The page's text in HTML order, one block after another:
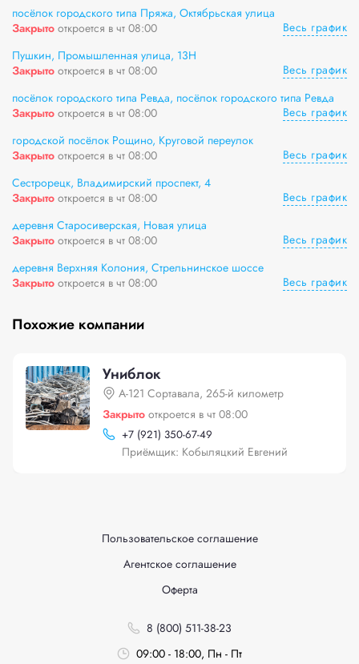
посёлок городского типа Пряжа, Октябрьская улица
Закрыто откроется в чт 08:00
Весь график
Пушкин, Промышленная улица, 13Н
Закрыто откроется в чт 08:00
Весь график
посёлок городского типа Ревда, посёлок городского типа Ревда
Закрыто откроется в чт 08:00
Весь график
городской посёлок Рощино, Круговой переулок
Закрыто откроется в чт 08:00
Весь график
Сестрорецк, Владимирский проспект, 4
Закрыто откроется в чт 08:00
Весь график
деревня Старосиверская, Новая улица
Закрыто откроется в чт 08:00
Весь график
деревня Верхняя Колония, Стрельнинское шоссе
Закрыто откроется в чт 08:00 Весь график
Похожие компании
Униблок
А-121 Сортавала, 265-й километр
Закрыто откроется в чт 08:00
+7 (921) 350-67-49
Приёмщик: Кобыляцкий Евгений
Пользовательское соглашение
Агентское соглашение
Оферта
8 (800) 511-38-23
09:00 - 18:00, Пн - Пт